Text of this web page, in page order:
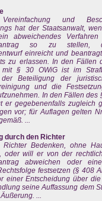
und
hat der Staatsanwalt,
abweichendes Verfahren
so zu
einreicht und
zu erlassen. In den Fällen
mit § 30 OWiG ist im
der Beteiligung der
und die
In den Fällen des
er gegebenenfalls zugleich
vor; für Auflagen gelten
...
durch den Richter
Bedenken, ohne
oder will er von der
abweichen oder
festsetzen (§ 408
einer Entscheidung über
seine Auffassung dem
...